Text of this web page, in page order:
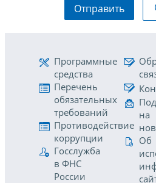
Отправить
Программные
средства
Перечень
обязательных
требований
Противодействие
коррупции
Госслужба
в ФНС
России
на
Об